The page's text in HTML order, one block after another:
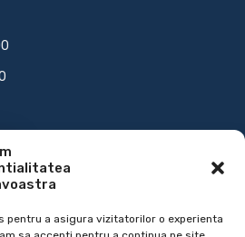
pentru a asigura vizitatorilor o experienta
Salate, Bauturi, Sosuri